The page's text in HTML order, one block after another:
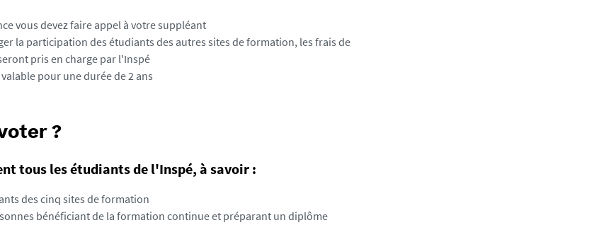
vous devez faire appel à votre suppléant
la participation des étudiants des autres sites de formation, les frais de
pris en charge par l'Inspé
pour une durée de 2 ans
?
tous les étudiants de l'Inspé, à savoir :
des cinq sites de formation
bénéficiant de la formation continue et préparant un diplôme